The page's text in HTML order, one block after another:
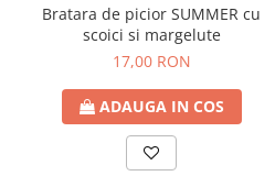
Bratara de picior SUMMER cu
scoici si margelute
17,00 RON
ADAUGA IN COS